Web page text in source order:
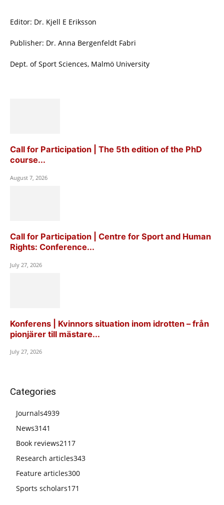
Editor: Dr. Kjell E Eriksson
Publisher: Dr. Anna Bergenfeldt Fabri
Dept. of Sport Sciences, Malmö University
Call for Participation | The 5th edition of the PhD
course...
August 7, 2026
Call for Participation | Centre for Sport and Human
Rights: Conference...
July 27, 2026
Konferens | Kvinnors situation inom idrotten – från
pionjärer till mästare...
July 27, 2026
Categories
Journals4939
News3141
Book reviews2117
Research articles343
Feature articles300
Sports scholars171